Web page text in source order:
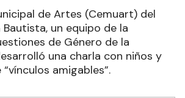
de Artes (Cemuart) del
un equipo de la
de Género de la
una charla con niños y
amigables”.